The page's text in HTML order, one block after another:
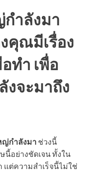
กำลังมา
คุณมีเรื่อง
ทำ เพื่อ
งจะมาถึง
ญ่กำลังมา ช่วงนี้
นี้อย่างชัดเจน ทั้งใน
แต่ความสำเร็จนี้ไม่ใช่